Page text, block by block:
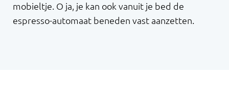
mobieltje. O ja, je kan ook vanuit je bed de
espresso-automaat beneden vast aanzetten.